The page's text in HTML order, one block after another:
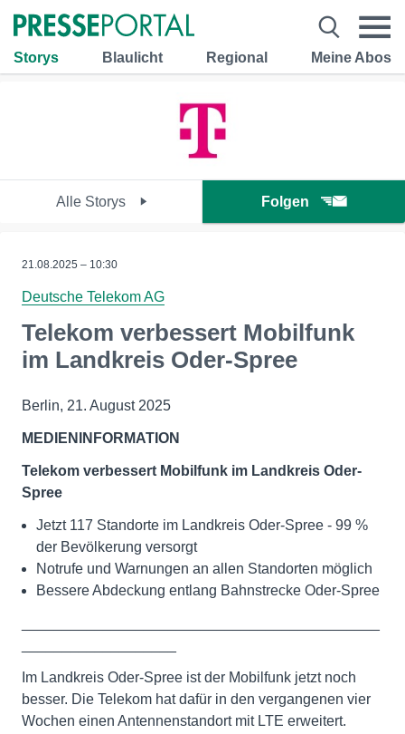
Storys Blaulicht Regional Meine Abos
Alle Storys Folgen
21.08.2025 – 10:30
Deutsche Telekom AG
Telekom verbessert Mobilfunk
im Landkreis Oder-Spree
Berlin, 21. August 2025
MEDIENINFORMATION
Telekom verbessert Mobilfunk im Landkreis Oder-
Spree
Jetzt 117 Standorte im Landkreis Oder-Spree - 99 %
der Bevölkerung versorgt
Notrufe und Warnungen an allen Standorten möglich
Bessere Abdeckung entlang Bahnstrecke Oder-Spree
Im Landkreis Oder-Spree ist der Mobilfunk jetzt noch
besser. Die Telekom hat dafür in den vergangenen vier
Wochen einen Antennenstandort mit LTE erweitert.